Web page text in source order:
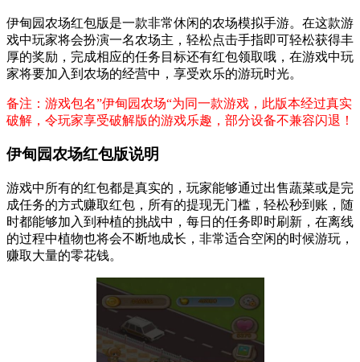
伊甸园农场红包版是一款非常休闲的农场模拟手游。在这款游
戏中玩家将会扮演一名农场主，轻松点击手指即可轻松获得丰
厚的奖励，完成相应的任务目标还有红包领取哦，在游戏中玩
家将要加入到农场的经营中，享受欢乐的游玩时光。
备注：游戏包名”伊甸园农场“为同一款游戏，此版本经过真实
破解，令玩家享受破解版的游戏乐趣，部分设备不兼容闪退！
伊甸园农场红包版说明
游戏中所有的红包都是真实的，玩家能够通过出售蔬菜或是完
成任务的方式赚取红包，所有的提现无门槛，轻松秒到账，随
时都能够加入到种植的挑战中，每日的任务即时刷新，在离线
的过程中植物也将会不断地成长，非常适合空闲的时候游玩，
赚取大量的零花钱。